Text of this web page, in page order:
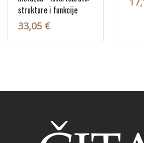
strukture i funkcije
33,05 €